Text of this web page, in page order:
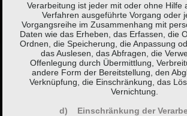
Verarbeitung ist jeder mit oder ohne Hilfe
Verfahren ausgeführte Vorgang oder
Vorgangsreihe im Zusammenhang mit
Daten wie das Erheben, das Erfassen, die
Ordnen, die Speicherung, die Anpassung
das Auslesen, das Abfragen, die
Offenlegung durch Übermittlung,
andere Form der Bereitstellung, den
Verknüpfung, die Einschränkung, das
Vernichtung.
d) Einschränkung der